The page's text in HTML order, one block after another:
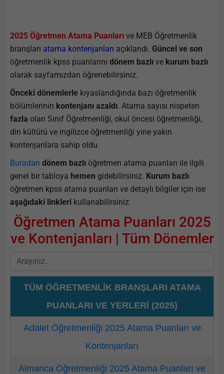
2025 Öğretmen Atama Puanları ve MEB Öğretmenlik
branşları atama kontenjanları açıklandı. Güncel ve son
öğretmenlik kpss puanlarını dönem bazlı ve kurum bazlı
olarak sayfamızdan öğrenebilirsiniz.
Önceki dönemlerle kıyaslandığında bazı öğretmenlik
bölümlerinin kontenjanı azaldı. Atama sayısı nispeten
fazla olan Sınıf Öğretmenliği, okul öncesi öğretmenliği,
din kültürü ve ingilizce öğretmenliği yine yakın
kontenjanlara sahip oldu.
Buradan dönem bazlı öğretmen atama puanları ile ilgili
genel bir tabloya hemen gidebilirsiniz. Kurum bazlı
öğretmen kpss atama puanları ve detaylı bilgiler için ise
aşağıdaki linkleri kullanabilirsiniz.
Öğretmen Atama Puanları 2025
ve Kontenjanları | Tüm Dönemler
TÜM ÖĞRETMENLİK BRANŞLARI ATAMA
PUANLARI VE YERLERİ (2025)
Adalet Öğretmenliği 2025 Atama Puanları ve
Kontenjanları
Almanca Öğretmenliği 2025 Atama Puanları ve